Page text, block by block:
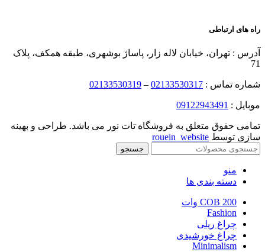
راه های ارتباطی
آدرس : تهران، خیابان لاله زار، پاساژ بوشهری، طبقه همکف، پلاک
71
شماره تماس : 02133530317
–
02133530319
موبایل : 09122943491
تمامی حقوق متعلق به فروشگاه تات نور می باشد. طراحی و بهینه
سازی توسط rouein_website
جستجو
منو
دسته بندی ها
COB 200 وات
Fashion
چراغ ریلی
چراغ خورشیدی
Minimalism